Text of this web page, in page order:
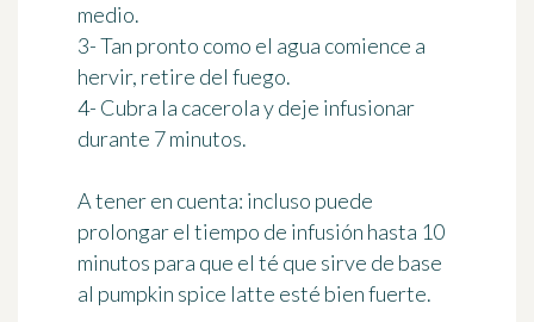
medio.
3- Tan pronto como el agua comience a
hervir, retire del fuego.
4- Cubra la cacerola y deje infusionar
durante 7 minutos.
A tener en cuenta: incluso puede
prolongar el tiempo de infusión hasta 10
minutos para que el té que sirve de base
al pumpkin spice latte esté bien fuerte.